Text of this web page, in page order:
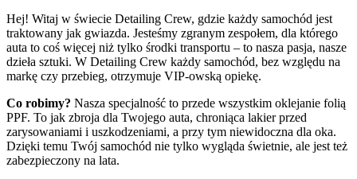
Hej! Witaj w świecie Detailing Crew, gdzie każdy samochód jest
traktowany jak gwiazda. Jesteśmy zgranym zespołem, dla którego
auta to coś więcej niż tylko środki transportu – to nasza pasja, nasze
dzieła sztuki. W Detailing Crew każdy samochód, bez względu na
markę czy przebieg, otrzymuje VIP-owską opiekę.
Co robimy? Nasza specjalność to przede wszystkim oklejanie folią
PPF. To jak zbroja dla Twojego auta, chroniąca lakier przed
zarysowaniami i uszkodzeniami, a przy tym niewidoczna dla oka.
Dzięki temu Twój samochód nie tylko wygląda świetnie, ale jest też
zabezpieczony na lata.